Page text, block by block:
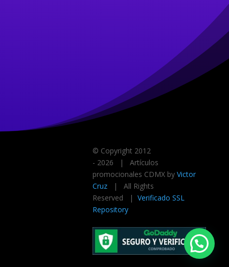
© Copyright 2012
- 2026 | Artículos
promocionales CDMX by Victor
Cruz| All Rights
Reserved | Verificado SSL
Repository